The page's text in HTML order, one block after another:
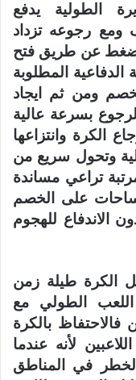
الطولية يدفع
ومع رجوعه تزداد
الضغط عن طريق فتح
المطلوبة
ومن ثم ايجاد
بسرعة عالية
الكرة وانتزاعها
وتحول سريع من
تراعي مساندة
على الخصم
الاندفاع للهجوم
الكرة طيلة زمن
اللعب الطولي مع
بالكرة
لأنه عندما
في المناطق